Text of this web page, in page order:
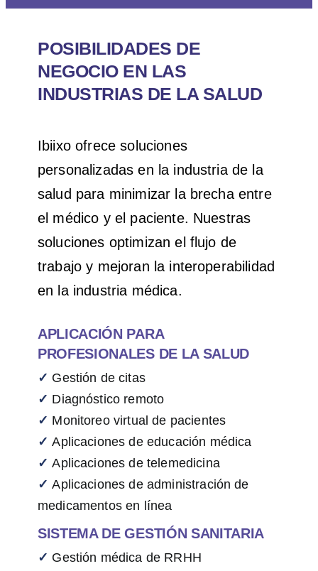
POSIBILIDADES DE
NEGOCIO EN LAS
INDUSTRIAS DE LA SALUD
Ibiixo ofrece soluciones
personalizadas en la industria de la
salud para minimizar la brecha entre
el médico y el paciente. Nuestras
soluciones optimizan el flujo de
trabajo y mejoran la interoperabilidad
en la industria médica.
APLICACIÓN PARA
PROFESIONALES DE LA SALUD
✓ Gestión de citas
✓ Diagnóstico remoto
✓ Monitoreo virtual de pacientes
✓ Aplicaciones de educación médica
✓ Aplicaciones de telemedicina
✓ Aplicaciones de administración de
medicamentos en línea
SISTEMA DE GESTIÓN SANITARIA
✓ Gestión médica de RRHH